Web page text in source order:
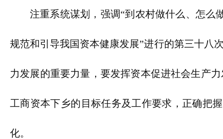
注重系统谋划，强调“到农村做什么、怎么
规范和引导我国资本健康发展”进行的第三十八
力发展的重要力量，要发挥资本促进社会生产
工商资本下乡的目标任务及工作要求，正确把
化。